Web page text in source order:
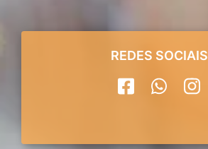
REDES SOCIAIS